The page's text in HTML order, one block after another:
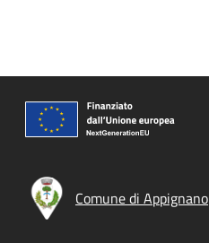
Comune di Appignano